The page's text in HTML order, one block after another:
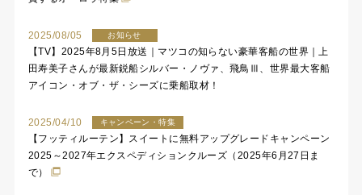
2025/08/05 お知らせ
【TV】2025年8月5日放送｜マツコの知らない豪華客船の世界｜上
田寿美子さんが最新鋭船シルバー・ノヴァ、飛鳥Ⅲ、世界最大客船
アイコン・オブ・ザ・シーズに乗船取材！
2025/04/10 キャンペーン・特集
【フッティルーテン】スイートに無料アップグレードキャンペーン
2025～2027年エクスペディションクルーズ（2025年6月27日ま
で）